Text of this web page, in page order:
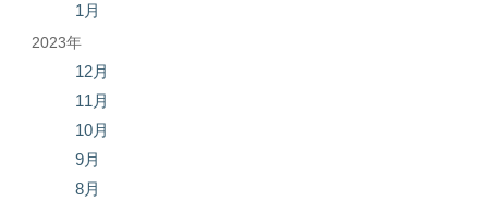
1月
2023年
12月
11月
10月
9月
8月